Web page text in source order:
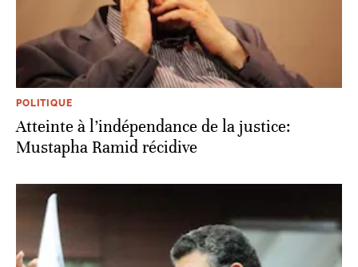
POLITIQUE
Atteinte à l’indépendance de la justice:
Mustapha Ramid récidive